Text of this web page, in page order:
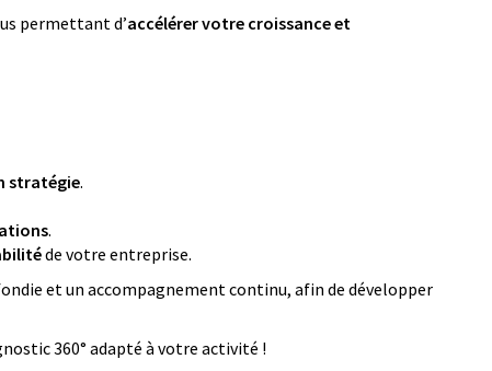
permettant d’accélérer votre croissance et
stratégie.
.
de votre entreprise.
et un accompagnement continu, afin de développer
360° adapté à votre activité !